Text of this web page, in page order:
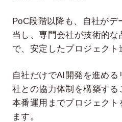
PoC段階以降も、自社がデ
当し、専門会社が技術的な
で、安定したプロジェクト
自社だけでAI開発を進め
社との協力体制を構築する
本番運用までプロジェクト
ます。